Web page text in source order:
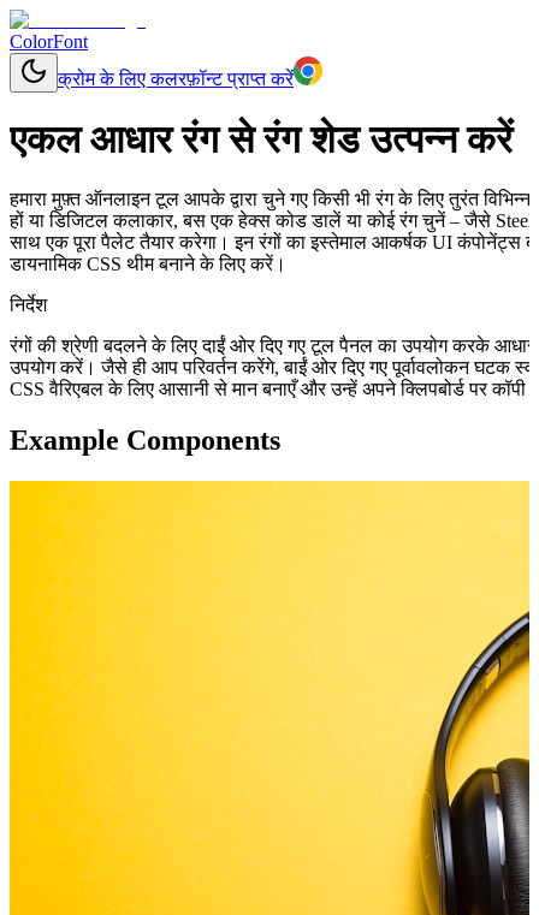
ColorFont
क्रोम के लिए कलरफ़ॉन्ट प्राप्त करें
एकल आधार रंग से रंग शेड उत्पन्न करें
हमारा मुफ़्त ऑनलाइन टूल आपके द्वारा चुने गए किसी भी रंग के लिए तुरंत
हों या डिजिटल कलाकार, बस एक हेक्स कोड डालें या कोई रंग चुनें – जैसे
साथ एक पूरा पैलेट तैयार करेगा। इन रंगों का इस्तेमाल आकर्षक UI कंपोनेंट्स
डायनामिक CSS थीम बनाने के लिए करें।
निर्देश
रंगों की श्रेणी बदलने के लिए दाईं ओर दिए गए टूल पैनल का उपयोग करके
उपयोग करें। जैसे ही आप परिवर्तन करेंगे, बाईं ओर दिए गए पूर्वावलोकन घटक
CSS वैरिएबल के लिए आसानी से मान बनाएँ और उन्हें अपने क्लिपबोर्ड पर कॉपी
Example Components